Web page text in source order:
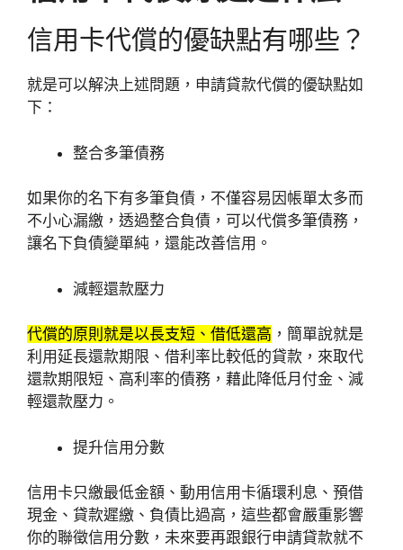
信用卡代償的優缺點有哪些？
就是可以解決上述問題，申請貸款代償的優缺點如
下：
整合多筆債務
如果你的名下有多筆負債，不僅容易因帳單太多而
不小心漏繳，透過整合負債，可以代償多筆債務，
讓名下負債變單純，還能改善信用。
減輕還款壓力
代償的原則就是以長支短、借低還高 ，簡單說就是
利用延長還款期限、借利率比較低的貸款，來取代
還款期限短、高利率的債務，藉此降低月付金、減
輕還款壓力。
提升信用分數
信用卡只繳最低金額、動用信用卡循環利息、預借
現金、貸款遲繳、負債比過高，這些都會嚴重影響
你的聯徵信用分數，未來要再跟銀行申請貸款就不